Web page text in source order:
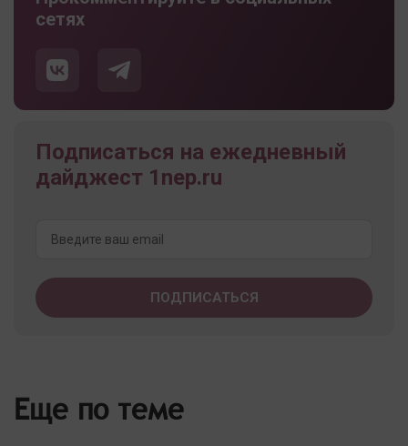
сетях
Подписаться на ежедневный
дайджест 1nep.ru
Еще по теме